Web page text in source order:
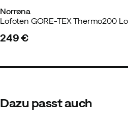
Norrøna
249 €
Dazu passt auch